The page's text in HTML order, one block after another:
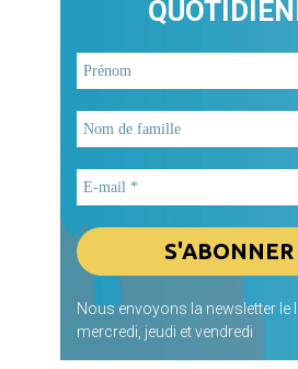
Nous envoyons la newsletter le
mercredi, jeudi et vendredi